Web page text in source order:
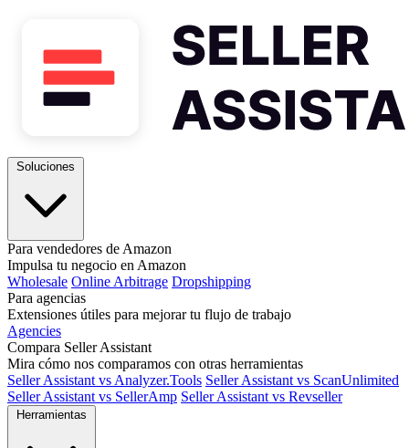
Para vendedores de Amazon
Impulsa tu negocio en Amazon
Wholesale Online Arbitrage Dropshipping
Para agencias
Extensiones útiles para mejorar tu flujo de trabajo
Agencies
Compara Seller Assistant
Mira cómo nos comparamos con otras herramientas
Seller Assistant vs Analyzer.Tools Seller Assistant vs ScanUnlimited
Seller Assistant vs SellerAmp Seller Assistant vs Revseller